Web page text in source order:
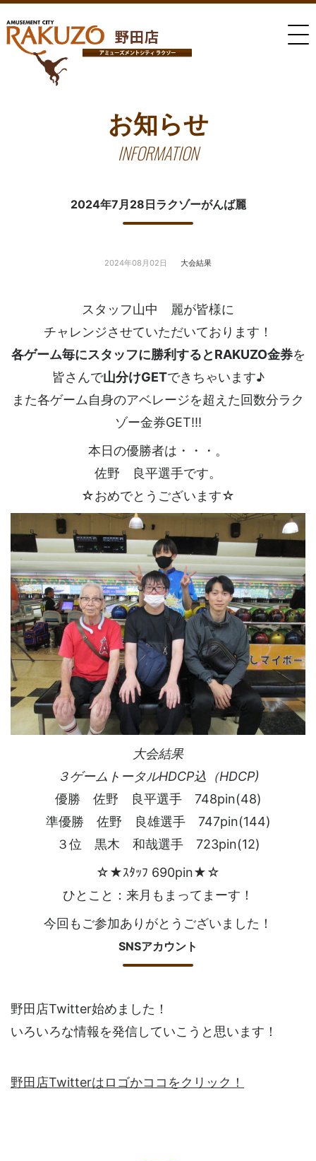
お知らせ
INFORMATION
2024年7月28日ラクゾーがんば麗
2024年08月02日 大会結果
スタッフ山中 麗が皆様に
チャレンジさせていただいております！
各ゲーム毎にスタッフに勝利するとRAKUZO金券を
皆さんで山分けGETできちゃいます♪
また各ゲーム自身のアベレージを超えた回数分ラク
ゾー金券GET!!!
本日の優勝者は・・・。
佐野 良平選手です。
☆おめでとうございます☆
大会結果
３ゲームトータルHDCP込（HDCP)
優勝 佐野 良平選手 748pin(48)
準優勝 佐野 良雄選手 747pin(144)
３位 黒木 和哉選手 723pin(12)
☆★ｽﾀｯﾌ 690pin★☆
ひとこと：来月もまってまーす！
今回もご参加ありがとうございました！
SNSアカウント
野田店Twitter始めました！
いろいろな情報を発信していこうと思います！
野田店Twitterはロゴかココをクリック！